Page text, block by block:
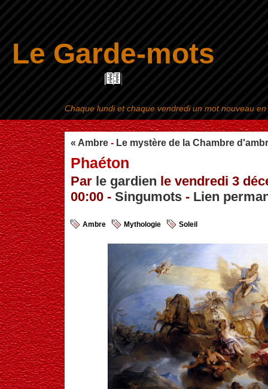
Le Garde-mots
Aller au contenu|
« Ambre - Le mystère de la Chambre
Phaéton
Par le gardien le vendredi 3
00:00 - Singumots - Lien
Ambre Mythologie Soleil
Chaque lundi et chaque vendredi un mot nouveau